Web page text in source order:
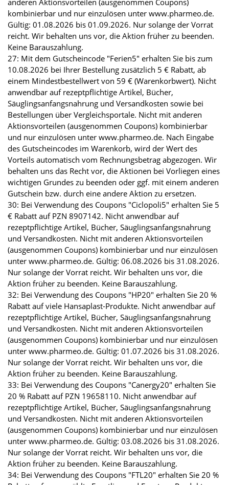
kombinierbar und nur einzulösen unter www.pharmeo.de.
Gültig: 01.08.2026 bis 01.09.2026. Nur solange der Vorrat
reicht. Wir behalten uns vor, die Aktion früher zu beenden.
Keine Barauszahlung.
27: Mit dem Gutscheincode "Ferien5" erhalten Sie bis zum
10.08.2026 bei Ihrer Bestellung zusätzlich 5 € Rabatt, ab
einem Mindestbestellwert von 59 € (Warenkorbwert). Nicht
anwendbar auf rezeptpflichtige Artikel, Bücher,
Säuglingsanfangsnahrung und Versandkosten sowie bei
Bestellungen über Vergleichsportale. Nicht mit anderen
Aktionsvorteilen (ausgenommen Coupons) kombinierbar
und nur einzulösen unter www.pharmeo.de. Nach Eingabe
des Gutscheincodes im Warenkorb, wird der Wert des
Vorteils automatisch vom Rechnungsbetrag abgezogen. Wir
behalten uns das Recht vor, die Aktionen bei Vorliegen eines
wichtigen Grundes zu beenden oder ggf. mit einem anderen
Gutschein bzw. durch eine andere Aktion zu ersetzen.
30: Bei Verwendung des Coupons "Ciclopoli5" erhalten Sie 5
€ Rabatt auf PZN 8907142. Nicht anwendbar auf
rezeptpflichtige Artikel, Bücher, Säuglingsanfangsnahrung
und Versandkosten. Nicht mit anderen Aktionsvorteilen
(ausgenommen Coupons) kombinierbar und nur einzulösen
unter www.pharmeo.de. Gültig: 06.08.2026 bis 31.08.2026.
Nur solange der Vorrat reicht. Wir behalten uns vor, die
Aktion früher zu beenden. Keine Barauszahlung.
32: Bei Verwendung des Coupons "HP20" erhalten Sie 20 %
Rabatt auf viele Hansaplast-Produkte. Nicht anwendbar auf
rezeptpflichtige Artikel, Bücher, Säuglingsanfangsnahrung
und Versandkosten. Nicht mit anderen Aktionsvorteilen
(ausgenommen Coupons) kombinierbar und nur einzulösen
unter www.pharmeo.de. Gültig: 01.07.2026 bis 31.08.2026.
Nur solange der Vorrat reicht. Wir behalten uns vor, die
Aktion früher zu beenden. Keine Barauszahlung.
33: Bei Verwendung des Coupons "Canergy20" erhalten Sie
20 % Rabatt auf PZN 19658110. Nicht anwendbar auf
rezeptpflichtige Artikel, Bücher, Säuglingsanfangsnahrung
und Versandkosten. Nicht mit anderen Aktionsvorteilen
(ausgenommen Coupons) kombinierbar und nur einzulösen
unter www.pharmeo.de. Gültig: 03.08.2026 bis 31.08.2026.
Nur solange der Vorrat reicht. Wir behalten uns vor, die
Aktion früher zu beenden. Keine Barauszahlung.
34: Bei Verwendung des Coupons "FTL20" erhalten Sie 20 %